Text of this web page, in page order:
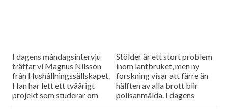
I dagens måndagsintervju
träffar vi Magnus Nilsson
från Hushållningssällskapet.
Han har lett ett tvåårigt
projekt som studerar om
Stölder är ett stort problem
inom lantbruket, men ny
forskning visar att färre än
hälften av alla brott blir
polisanmälda. I dagens